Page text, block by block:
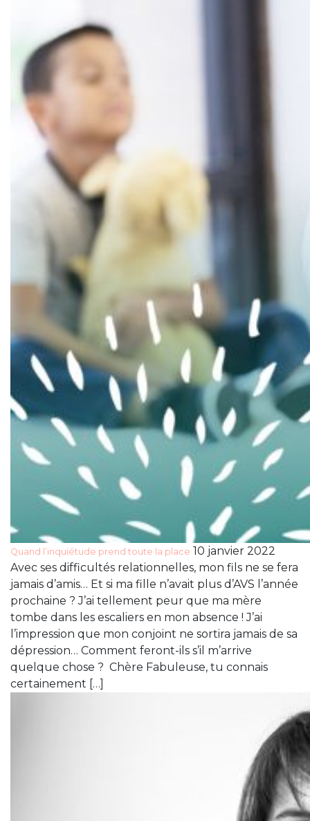
Quand l’inquiétude prend toute la place 10 janvier 2022
Avec ses difficultés relationnelles, mon fils ne se fera
jamais d’amis… Et si ma fille n’avait plus d’AVS l’année
prochaine ? J’ai tellement peur que ma mère
tombe dans les escaliers en mon absence ! J’ai
l’impression que mon conjoint ne sortira jamais de sa
dépression… Comment feront-ils s’il m’arrive
quelque chose ? Chère Fabuleuse, tu connais
certainement […]